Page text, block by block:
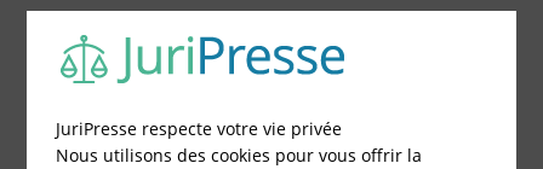
1 - Remplissez le formulaire
2 - Obtenez immédiatement le prix
Choisissez votre formulaire :
JuriPresse respecte votre vie privée
Nous utilisons des cookies pour vous offrir la